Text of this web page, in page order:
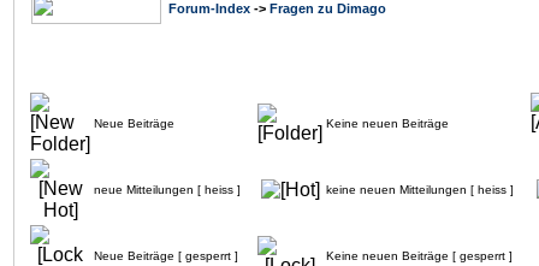
Forum-Index -> Fragen zu Dimago
Neue Beiträge Keine neuen Beiträge
neue Mitteilungen [ heiss ] keine neuen Mitteilungen [ heiss ]
Neue Beiträge [ gesperrt ] Keine neuen Beiträge [ gesperrt ]